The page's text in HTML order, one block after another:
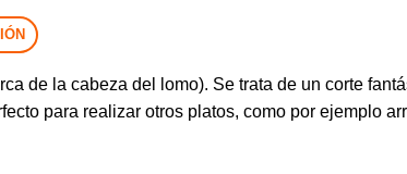
de la cabeza del lomo). Se trata de un corte
para realizar otros platos, como por ejemplo